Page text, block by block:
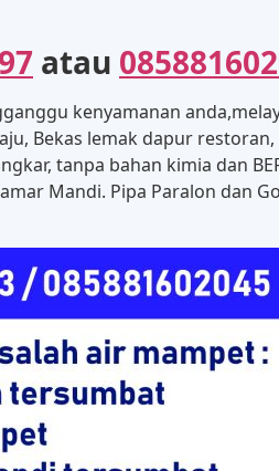
atau
kenyamanan
Bekas lemak dapur restoran,
tanpa bahan kimia dan
Mandi. Pipa Paralon dan